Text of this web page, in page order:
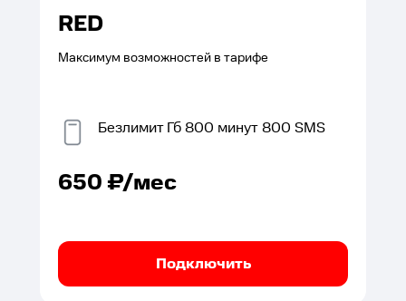
RED
Максимум возможностей в тарифе
БезлимитГб800 минут800 SMS
650₽/мес
Подключить